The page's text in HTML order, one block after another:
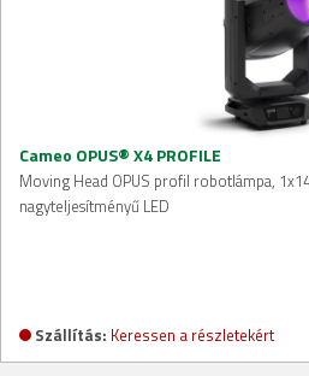
Cameo OPUS® X4 PROFILE
Moving Head OPUS profil robotlámpa,
nagyteljesítményű LED
Szállítás: Keressen a részletekért